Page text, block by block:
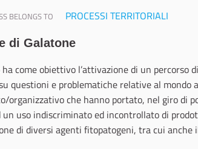
BELONGS TO PROCESSI TERRITORIALI
di Galatone
come obiettivo l’attivazione di un
questioni e problematiche relative al
organizzativo che hanno portato, nel giro di
uso indiscriminato ed incontrollato di
di diversi agenti fitopatogeni, tra cui anche